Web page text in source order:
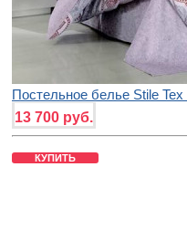
Постельное белье Stile
13 700 руб.
КУПИТЬ